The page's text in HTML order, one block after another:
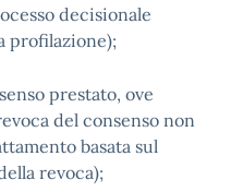
decisionale
profilazione);
prestato, ove
del consenso non
basata sul
revoca);